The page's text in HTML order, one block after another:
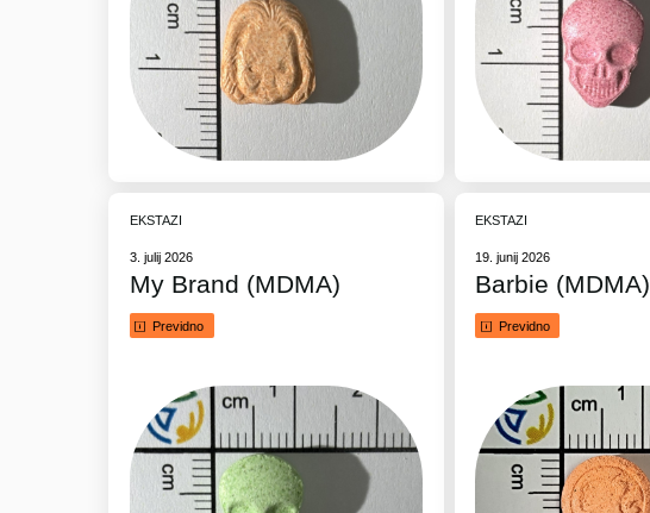
EKSTAZI
3. julij 2026
My Brand (MDMA)
Previdno
EKSTAZI
19. junij 2026
Barbie (MDMA)
Previdno